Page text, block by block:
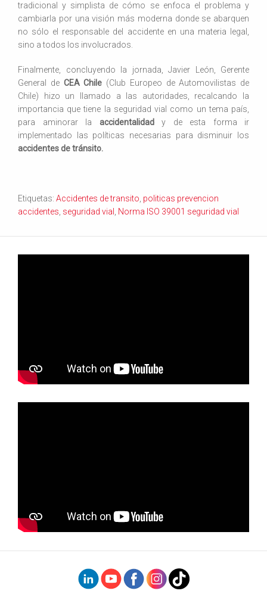
tradicional y simplista de cómo se enfoca el problema y
cambiarla por una visión más moderna donde se abarquen
no sólo el responsable del accidente en una materia legal,
sino a todos los involucrados.
Finalmente, concluyendo la jornada, Javier León, Gerente
General de CEA Chile (Club Europeo de Automovilistas de
Chile) hizo un llamado a las autoridades, recalcando la
importancia que tiene la seguridad vial como un tema país,
para aminorar la accidentalidady de esta forma ir
implementado las políticas necesarias para disminuir los
accidentes de tránsito.
Etiquetas: Accidentes de transito politicas prevencion
accidentes seguridad vial Norma ISO 39001 seguridad vial